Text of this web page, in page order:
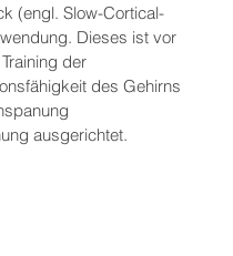
(engl. Slow-Cortical-
Dieses ist vor
der
des Gehirns
ausgerichtet.